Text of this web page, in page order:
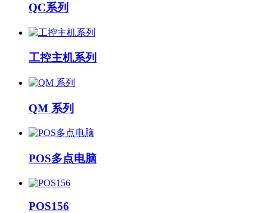
QC系列
工控主机系列
QM 系列
POS多点电脑
POS156